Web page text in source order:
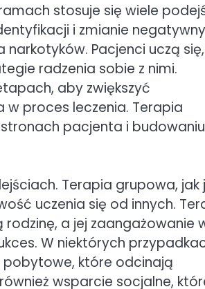
stosuje się wiele
i zmianie
Pacjenci uczą
radzenia sobie z nimi.
aby zwiększyć
proces leczenia. Terapia
pacjenta i budowaniu
Terapia grupowa, jak
uczenia się od innych.
rodzinę, a jej zaangażowanie
W niektórych
pobytowe, które odcinają
wsparcie socjalne,